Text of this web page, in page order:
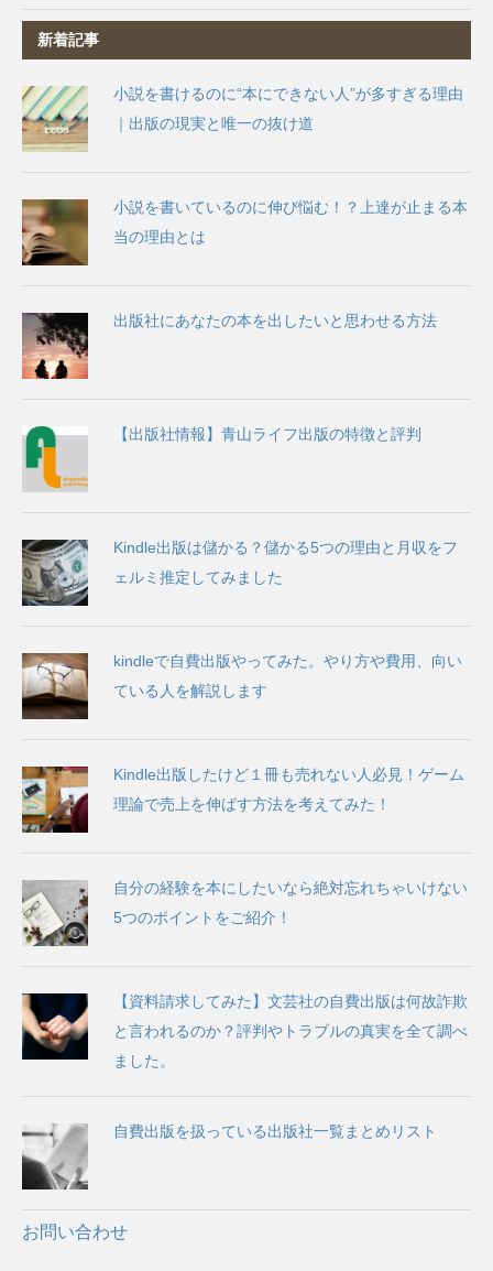
新着記事
小説を書けるのに“本にできない人”が多すぎる理由
｜出版の現実と唯一の抜け道
小説を書いているのに伸び悩む！？上達が止まる本
当の理由とは
出版社にあなたの本を出したいと思わせる方法
【出版社情報】青山ライフ出版の特徴と評判
Kindle出版は儲かる？儲かる5つの理由と月収をフ
ェルミ推定してみました
kindleで自費出版やってみた。やり方や費用、向い
ている人を解説します
Kindle出版したけど１冊も売れない人必見！ゲーム
理論で売上を伸ばす方法を考えてみた！
自分の経験を本にしたいなら絶対忘れちゃいけない
5つのポイントをご紹介！
【資料請求してみた】文芸社の自費出版は何故詐欺
と言われるのか？評判やトラブルの真実を全て調べ
ました。
自費出版を扱っている出版社一覧まとめリスト
お問い合わせ